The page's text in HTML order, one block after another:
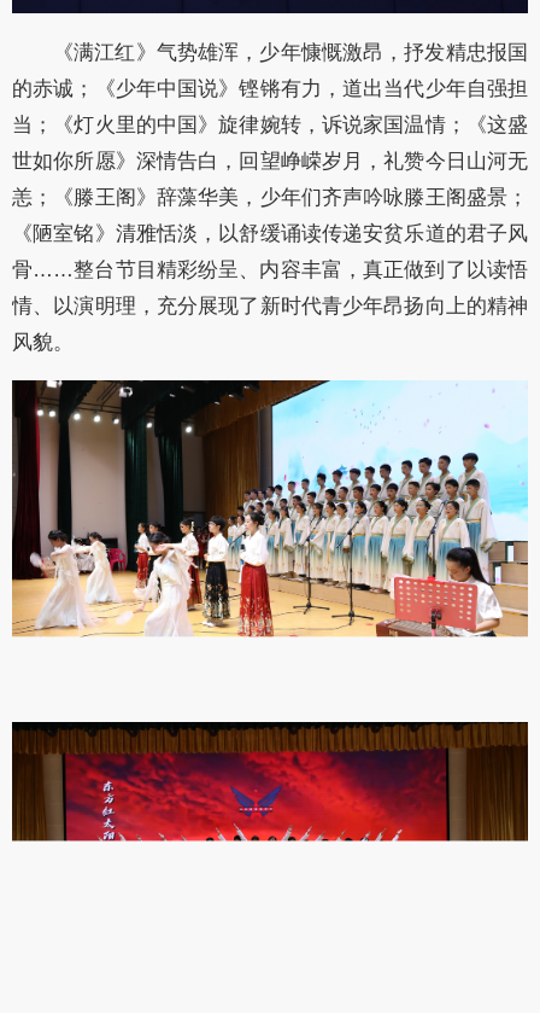
《满江红》气势雄浑，少年慷慨激昂，抒发精忠报国
的赤诚；《少年中国说》铿锵有力，道出当代少年自强担
当；《灯火里的中国》旋律婉转，诉说家国温情；《这盛
世如你所愿》深情告白，回望峥嵘岁月，礼赞今日山河无
恙；《滕王阁》辞藻华美，少年们齐声吟咏滕王阁盛景；
《陋室铭》清雅恬淡，以舒缓诵读传递安贫乐道的君子风
骨……整台节目精彩纷呈、内容丰富，真正做到了以读悟
情、以演明理，充分展现了新时代青少年昂扬向上的精神
风貌。